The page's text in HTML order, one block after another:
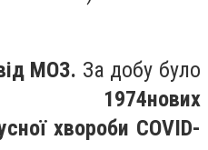
МОЗ. За добу було
1974нових
хвороби COVID-